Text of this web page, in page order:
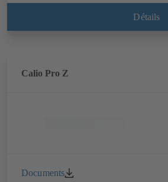
Détails
Calio Pro Z
Documents